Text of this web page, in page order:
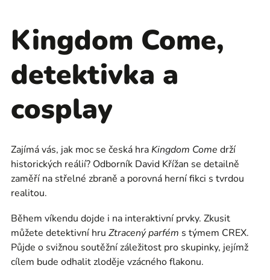
Kingdom Come,
detektivka a
cosplay
Zajímá vás, jak moc se česká hra Kingdom Come drží
historických reálií? Odborník David Křížan se detailně
zaměří na střelné zbraně a porovná herní fikci s tvrdou
realitou.
Během víkendu dojde i na interaktivní prvky. Zkusit
můžete detektivní hru Ztracený parfém s týmem CREX.
Půjde o svižnou soutěžní záležitost pro skupinky, jejímž
cílem bude odhalit zloděje vzácného flakonu.